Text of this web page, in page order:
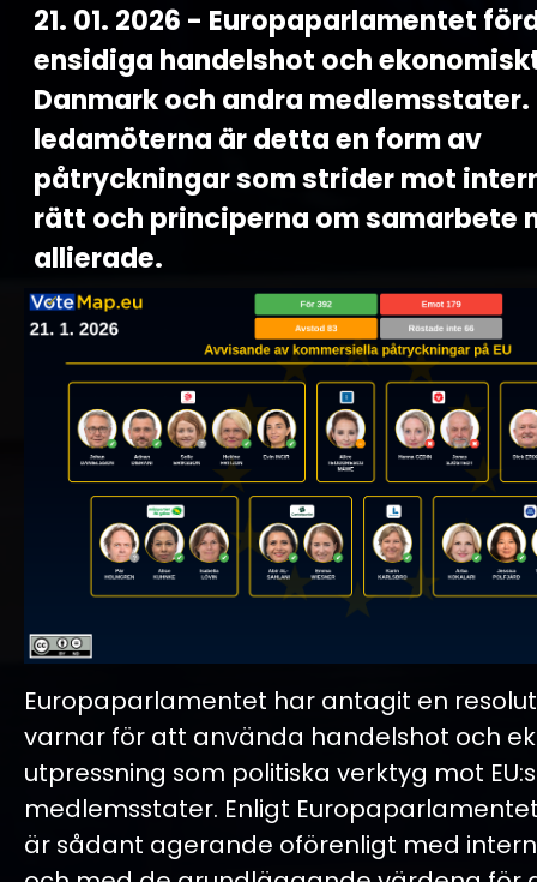
21. 01. 2026 - Europaparlamentet
ensidiga handelshot och
Danmark och andra medlemsstater.
ledamöterna är detta en form av
påtryckningar som strider mot
rätt och principerna om samarbete
allierade.
Europaparlamentet har antagit en
varnar för att använda handelshot och
utpressning som politiska verktyg mot EU:s
medlemsstater. Enligt
är sådant agerande oförenligt med